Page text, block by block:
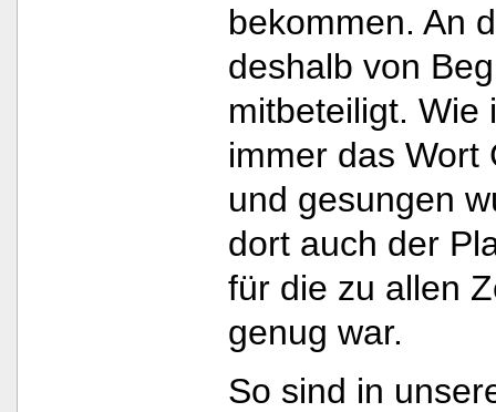
bekommen. An
deshalb von
mitbeteiligt. Wie
immer das Wort
und gesungen
dort auch der
für die zu allen
genug war.
So sind in